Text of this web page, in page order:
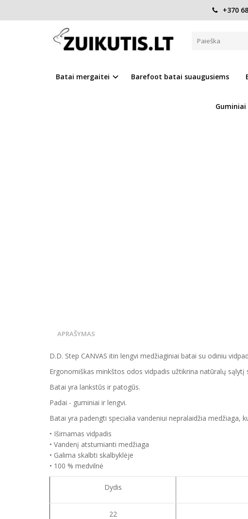
+370
Batai mergaitei Barefoot batai suaugusiems
Pagrindinis CANVAS Canvas batai 22-27 d. C100-61963D
CANVAS BATAI 22-27 D. C100-61963D
Į PALYGINIMĄ Į NORŲ SĄRAŠĄ
APRAŠYMAS
D.D. Step CANVAS itin lengvi medžiaginiai batai su odiniu
Ergonomiškas minkštos odos vidpadis užtikrina natūralų sąlytį
Batai yra lankstūs ir patogūs.
Padai - guminiai ir lengvi.
Batai yra padengti specialia vandeniui nepralaidžia medžiaga,
• Išimamas vidpadis
• Vandenį atstumianti medžiaga
• Galima skalbti skalbyklėje
• 100 % medvilnė
Dydis
22